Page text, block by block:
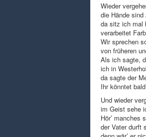
Wieder
die Hände
da sitz ich mal
verarbeitet
Wir sprechen
von früheren
Als ich sagte,
ich in
da sagte der
Ihr könntet
Und wieder
im Geist sehe
Hör’ manches
der Vater durft